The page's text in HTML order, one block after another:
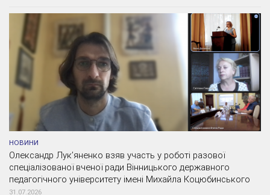
НОВИНИ
Олександр Лук’яненко взяв участь у роботі разової
спеціалізованої вченої ради Вінницького державного
педагогічного університету імені Михайла Коцюбинського
31.07.2026